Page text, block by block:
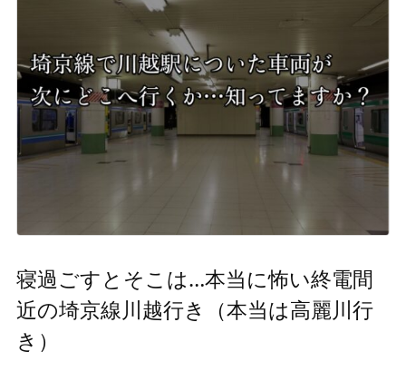
寝過ごすとそこは…本当に怖い終電間
近の埼京線川越行き（本当は高麗川行
き）